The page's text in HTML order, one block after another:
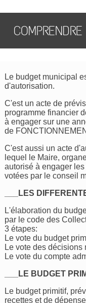
Le budget municipal
d'autorisation.
C'est un acte de
programme financier
à engager sur une
de
C'est aussi un acte
lequel le Maire,
autorisé à engager
votées par le conseil
___LES
L'élaboration du
par le code des
3 étapes:
Le vote du budget
Le vote des décisions
Le vote du compte
___LE BUDGET
Le budget primitif,
recettes et de